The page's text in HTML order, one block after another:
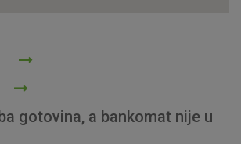
gotovina, a bankomat nije u
za funkcioniranje internetske stranice i